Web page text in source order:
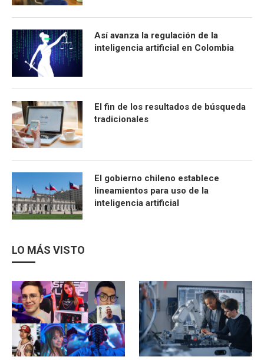
Así avanza la regulación de la
inteligencia artificial en Colombia
El fin de los resultados de búsqueda
tradicionales
El gobierno chileno establece
lineamientos para uso de la
inteligencia artificial
LO MÁS VISTO